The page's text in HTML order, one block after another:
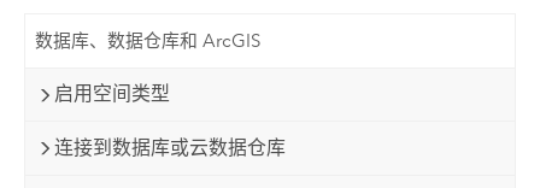
数据库、数据仓库和 ArcGIS
启用空间类型
连接到数据库或云数据仓库